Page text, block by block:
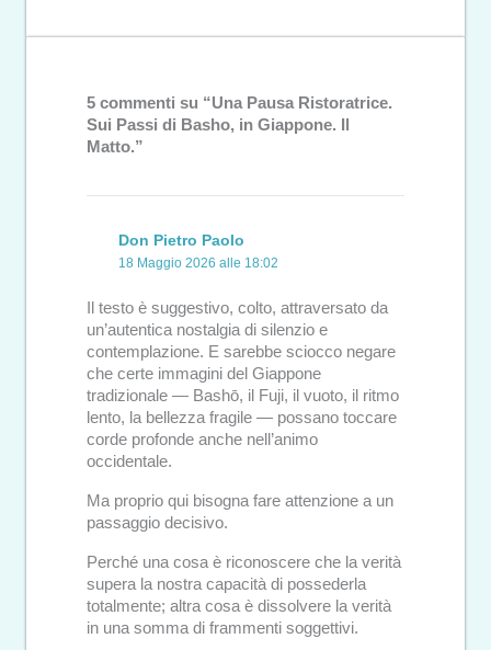
5 commenti su “Una Pausa Ristoratrice.
Sui Passi di Basho, in Giappone. Il
Matto.”
Don Pietro Paolo
18 Maggio 2026 alle 18:02
Il testo è suggestivo, colto, attraversato da
un’autentica nostalgia di silenzio e
contemplazione. E sarebbe sciocco negare
che certe immagini del Giappone
tradizionale — Bashō, il Fuji, il vuoto, il ritmo
lento, la bellezza fragile — possano toccare
corde profonde anche nell’animo
occidentale.
Ma proprio qui bisogna fare attenzione a un
passaggio decisivo.
Perché una cosa è riconoscere che la verità
supera la nostra capacità di possederla
totalmente; altra cosa è dissolvere la verità
in una somma di frammenti soggettivi.